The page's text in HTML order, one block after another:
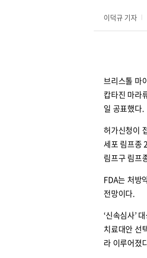
이덕규 기자
브리스톨 마
캅타진 마라
일 공표했다.
허가신청이
세포 림프종
림프구 림프
FDA는 처방
전망이다.
‘신속심사’
치료대안 선
라 이루어졌